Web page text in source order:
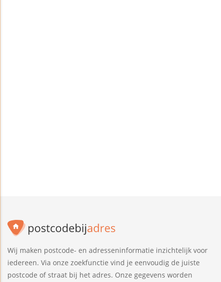
Wij maken postcode- en adresseninformatie inzichtelijk voor
iedereen. Via onze zoekfunctie vind je eenvoudig de juiste
postcode of straat bij het adres. Onze gegevens worden